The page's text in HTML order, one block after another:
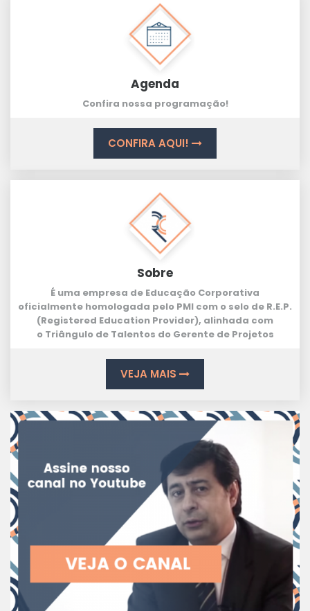
Agenda
Confira nossa programação!
CONFIRA AQUI!
Sobre
É uma empresa de Educação Corporativa
oficialmente homologada pelo PMI com o selo de R.E.P.
(Registered Education Provider), alinhada com
o Triângulo de Talentos do Gerente de Projetos
VEJA MAIS